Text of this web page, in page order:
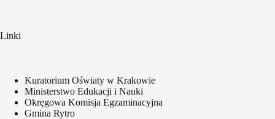
Linki
Kuratorium Oświaty w Krakowie
Ministerstwo Edukacji i Nauki
Okręgowa Komisja Egzaminacyjna
Gmina Rytro